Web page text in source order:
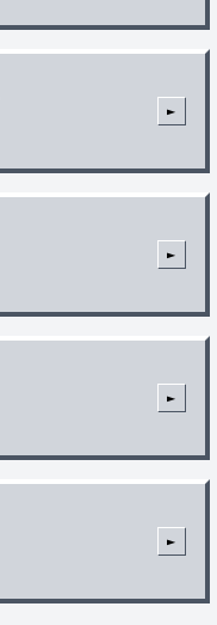
►
►
►
►